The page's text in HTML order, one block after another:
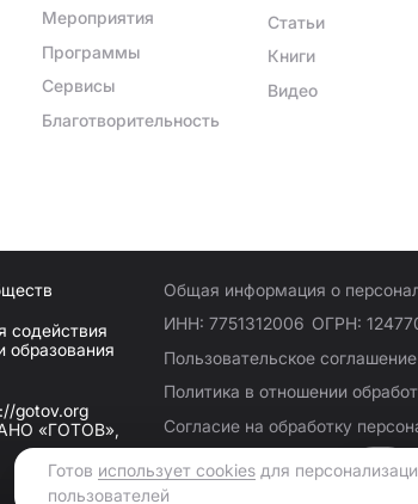
Готов использует cookies для
пользователей
Мероприятия
Программы
Сервисы
Благотворительность
Статьи
Книги
Видео
содействия
образования
gotov.org
АНО «ГОТОВ»,
Общая информация о
ИНН: 7751312006 ОГРН:
Пользовательское соглашение
Политика в отношении
Согласие на обработку
Карта сайта